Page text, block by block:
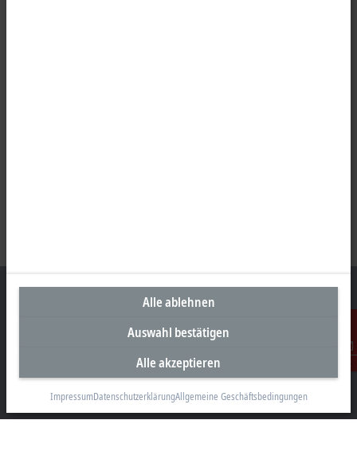
Kontakt
8200 Schaffhausen
Alle ablehnen
Auswahl bestätigen
Alle akzeptieren
ImpressumDatenschutzerklärungAllgemeine Geschäftsbedingungen